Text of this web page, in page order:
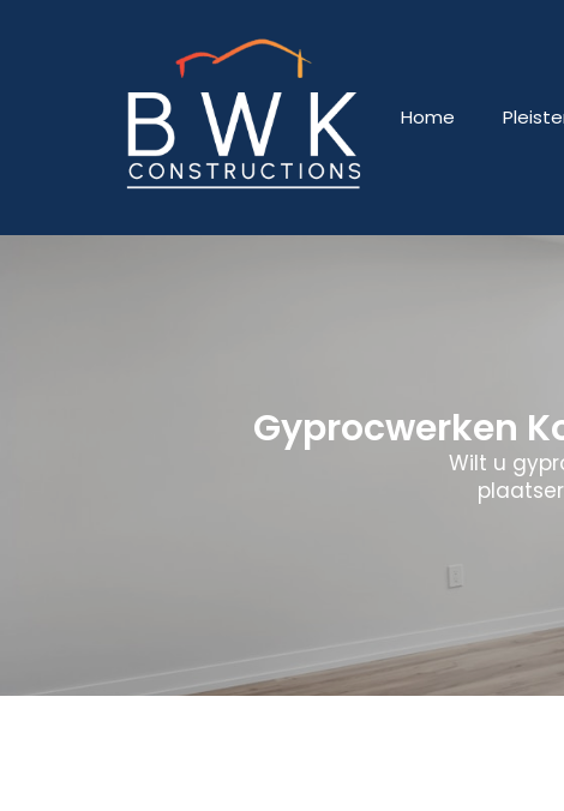
Home
Gyprocwerken
Wilt u